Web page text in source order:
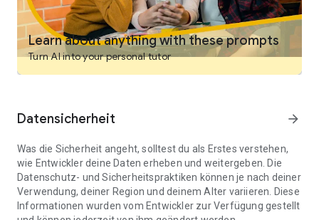
- Entdecken: Lernen Sie neue Dinge von der Community.
- Ihre Bibliothek: Mehr als nur ein Suchverlauf, es ist eine
Kuration Ihrer Entdeckungen.
Learn about anything with these prompts
Turn AI into your personal tutor
Datensicherheit arrow_forward
Was die Sicherheit angeht, solltest du als Erstes verstehen,
wie Entwickler deine Daten erheben und weitergeben. Die
Datenschutz- und Sicherheitspraktiken können je nach deiner
Verwendung, deiner Region und deinem Alter variieren. Diese
Informationen wurden vom Entwickler zur Verfügung gestellt